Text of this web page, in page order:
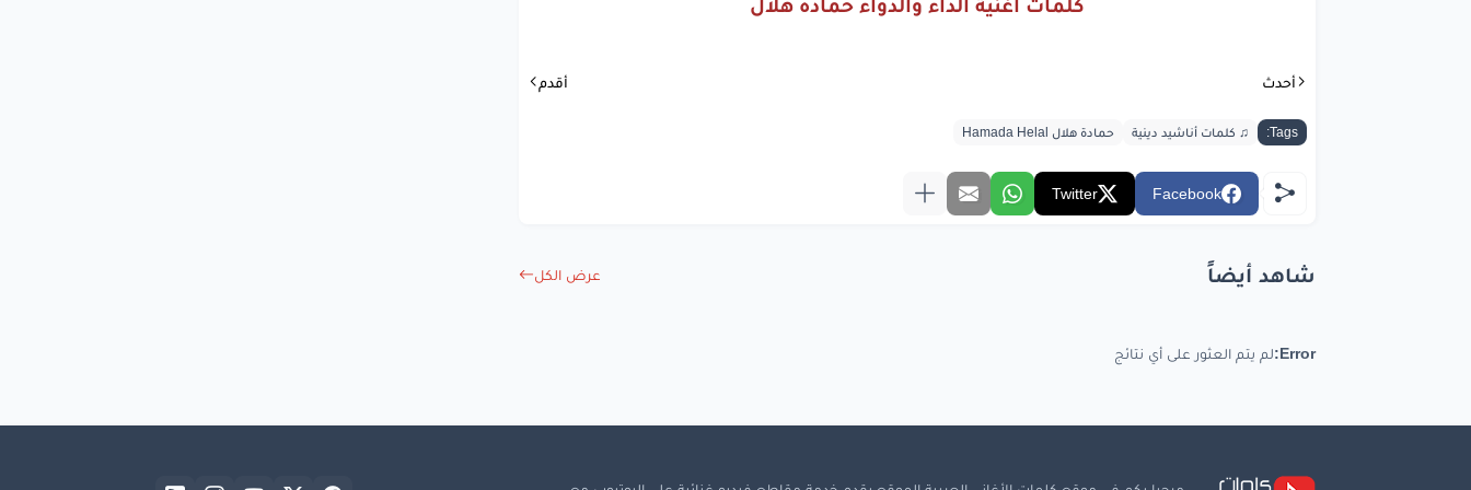
أحدث أقدم
Tags: ♫ كلمات أناشيد دينية حمادة هلال Hamada Helal
Facebook
Twitter
شاهد أيضاً عرض الكل
Error: لم يتم العثور على أي نتائج